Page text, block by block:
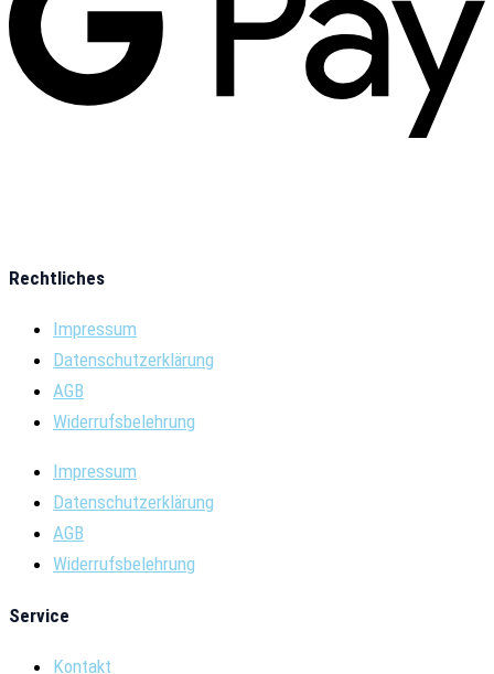
Rechtliches
Impressum
Datenschutzerklärung
AGB
Widerrufsbelehrung
Impressum
Datenschutzerklärung
AGB
Widerrufsbelehrung
Service
Kontakt